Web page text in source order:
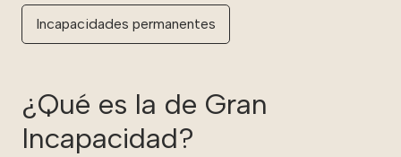
Incapacidades permanentes
¿Qué es la de Gran
Incapacidad?